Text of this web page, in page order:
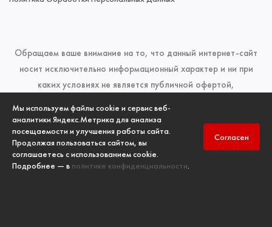
Мы используем файлы cookie и сервис веб-
аналитики Яндекс.Метрика для анализа
посещаемости и улучшения работы сайта.
Продолжая пользоваться сайтом, вы
соглашаетесь с использованием cookie.
Подробнее — в политике конфиденциальности.
Согласен
Обращаем ваше внимание на то, что данный интернет-сайт
носит исключительно информационный характер и ни при
каких условиях не является публичной офертой,
кодекса Российской Федерации. Для получения подробной
информации о наличии и стоимости указанных товаров и
(или) услуг, пожалуйста, обращайтесь к менеджерам отдела
продаж по телефонам, указанным в разделе